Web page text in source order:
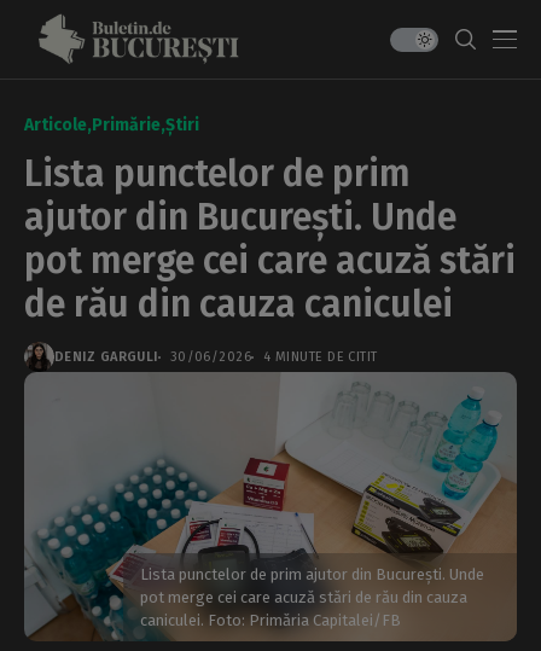
Articole Primărie Știri
Lista punctelor de prim
ajutor din București. Unde
pot merge cei care acuză stări
de rău din cauza caniculei
DENIZ GARGULI 30/06/2026 4 MINUTE DE CITIT
Lista punctelor de prim ajutor din București. Unde
pot merge cei care acuză stări de rău din cauza
caniculei. Foto: Primăria Capitalei/FB